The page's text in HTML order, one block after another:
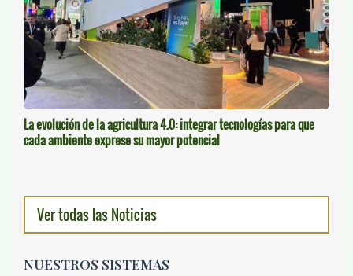
La evolución de la agricultura 4.0: integrar tecnologías para que
cada ambiente exprese su mayor potencial
Ver todas las Noticias
NUESTROS SISTEMAS